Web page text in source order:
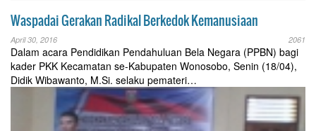
Waspadai Gerakan Radikal Berkedok Kemanusiaan
April 30, 2016 2061
Dalam acara Pendidikan Pendahuluan Bela Negara (PPBN) bagi
kader PKK Kecamatan se-Kabupaten Wonosobo, Senin (18/04),
Didik Wibawanto, M.Si. selaku pemateri…